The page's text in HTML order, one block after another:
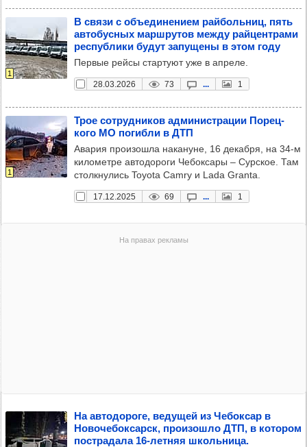
1
В связи с объ­еди­не­нием рай­боль­ниц, пять
авто­бус­ных мар­шру­тов между рай­цен­трами
рес­пуб­лики будут запу­щены в этом году
Первые рейсы стартуют уже в апреле.
28.03.2026 73 ... 1
1
Трое сот­руд­ни­ков адми­нис­тра­ции Порец­
кого МО погибли в ДТП
Авария произошла накануне, 16 декабря, на 34-м
километре автодороги Чебоксары – Сурское. Там
столкнулись Toyota Camry и Lada Granta.
17.12.2025 69 ... 1
На авто­до­роге, веду­щей из Чебок­сар в
Ново­че­бок­сарск, про­изошло ДТП, в кото­ром
пос­тра­дала 16-лет­няя школь­ница.